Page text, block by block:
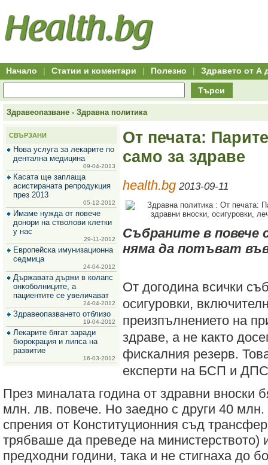
Всички
офети
за
Hitro.bg
Всички
оферти
Hitro.bg
оферти
Hitro.bg
във
всички
оферти
Всички
оферти
групово
намаление
Промоции,
оферти
Сайтът
за
зехтин
маслини
пазаруване
изгодни
оферти
50+
начало
Клуб
Начало | Статии и коментари | Полезно | Здравето от А
Търси
Здравеопазване - Здравна политика
СВЪРЗАНИ
Нова услуга за лекарите по
дентална медицина
09-04-2013
Касата ще заплаща
асистираната репродукция
през 2013
05-12-2012
Имаме нужда от повече
донори на стволови клетки
у нас
29-11-2012
Европейска имунизационна
седмица
24-04-2012
Държавата държи в колапс
онкоболниците, а
пациентите се увеличават
24-04-2012
Здравеопазването отблизо
19-04-2012
Лекарите бягат заради
бюрокрация и липса на
развитие
16-03-2012
От печата:
само за здраве
health.bg 2013-09-11
Събраните в повече
няма да потъват
От догодина всички
осигуровки,
преизпълнението на
здраве, а не както
фискалния резерв.
експерти на БСП и
През миналата година от здравни вноски
млн. лв. повече. Но заедно с други 40
спрения от Конституционния съд
трябваше да преведе на
предходни години, така и не стигнаха до